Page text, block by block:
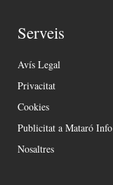
Serveis
Avís Legal
Privacitat
Cookies
Publicitat a Mataró Info
Nosaltres